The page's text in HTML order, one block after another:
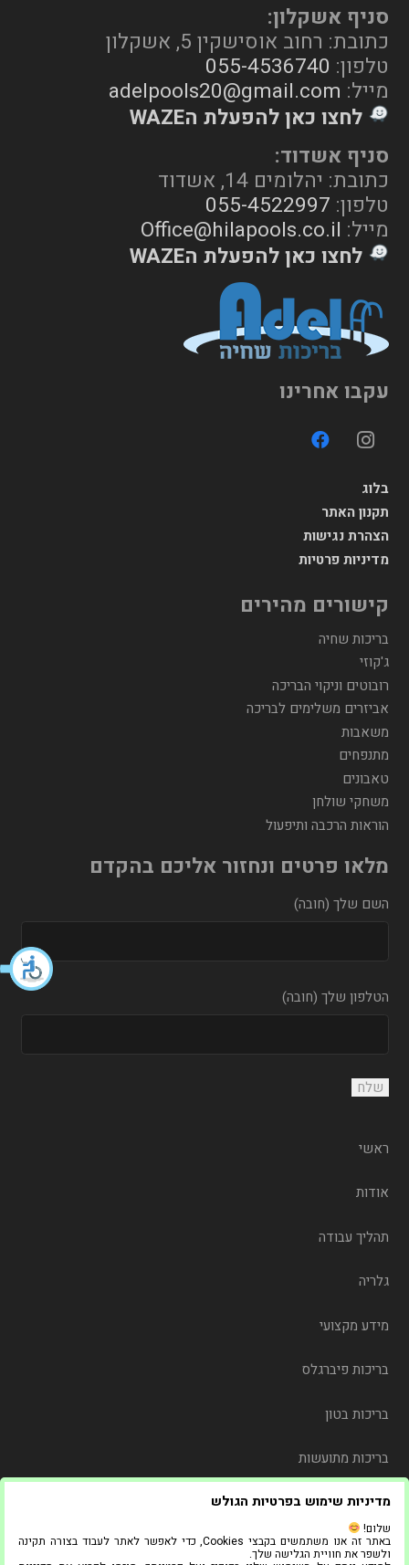
מדיניות שימוש בפרטיות הגולש
שלום!
באתר זה אנו משתמשים בקבצי Cookies, כדי לאפשר לאתר לעבוד בצורה תקינה
ולשפר את חוויית הגלישה שלך.
סניף אשקלון:
כתובת: רחוב אוסישקין 5, אשקלון
טלפון: 055-4536740
מייל: adelpools20@gmail.com
לחצו כאן להפעלת הWAZE
סניף אשדוד:
כתובת: יהלומים 14, אשדוד
טלפון: 055-4522997
מייל: Office@hilapools.co.il
לחצו כאן להפעלת הWAZE
עקבו אחרינו
בלוג
תקנון האתר
הצהרת נגישות
מדיניות פרטיות
קישורים מהירים
בריכות שחיה
ג'קוזי
רובוטים וניקוי הבריכה
אביזרים משלימים לבריכה
משאבות
מתנפחים
טאבונים
משחקי שולחן
הוראות הרכבה ותיפעול
מלאו פרטים ונחזור אליכם בהקדם
השם שלך (חובה)
הטלפון שלך (חובה)
ראשי
אודות
תהליך עבודה
גלריה
מידע מקצועי
בריכות פיברגלס
בריכות בטון
בריכות מתועשות
משלוח
צור קשר